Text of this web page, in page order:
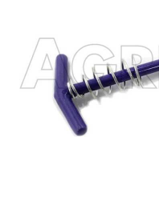
Verdemax
Vesco
Volpi